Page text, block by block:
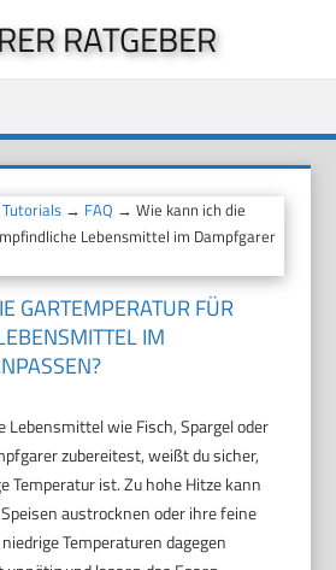
RATGEBER
Tutorials → FAQ → Wie kann ich die
Lebensmittel im Dampfgarer
GARTEMPERATUR FÜR
IM
Lebensmittel wie Fisch, Spargel oder
zubereitest, weißt du sicher,
Temperatur ist. Zu hohe Hitze kann
austrocknen oder ihre feine
Temperaturen dagegen